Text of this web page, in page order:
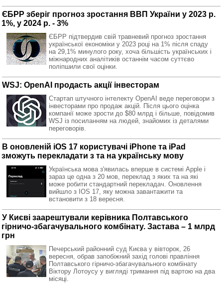
ЄБРР зберіг прогноз зростання ВВП України у 2023 р.
1%, у 2024 р. - 3%
ЄБРР підтвердив свій травневий прогноз зростання
української економіки у 2023 році на 1% після спаду
на 29,1% минулого року, хоча більшість українських і
міжнародних аналітиків останнім часом суттєво
поліпшили свої оцінки.
WSJ: OpenAI продасть акції інвесторам
Стартап штучного інтелекту OpenAI веде переговори з
інвесторами про продаж акцій. Після цього оцінка
компанії може зрости до $80 млрд і більше, повідомив
WSJ із посиланням на людей, знайомих із деталями
переговорів.
В оновленій iOS 17 користувачі iPhone та iPad
зможуть перекладати з та на українську мову
Українська мова з'явилась вперше в системі Apple і
зараз це одна з 20 мов, переклад з яких та на які
може робити стандартний перекладач. Оновлення
вийшло з IOS 17, яку можна завантажити та
встановити з 18 вересня.
У Києві заарештували керівника Полтавського
гірничо-збагачувального комбінату. Застава – 1 млрд
грн
Печерський районний суд Києва у вівторок, 26
вересня, обрав запобіжний захід голові правління
Полтавського гірничо-збагачувального комбінату
Віктору Лотоусу у вигляді тримання під вартою на два
місяці.